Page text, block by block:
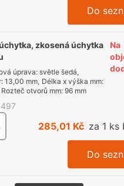
Do
zkosená úchytka
úprava:světle šedá,
:13,00 mm, Délka x výška mm:
Rozteč otvorů mm:96 mm
Na
285,01 Kč za 1 ks
Do